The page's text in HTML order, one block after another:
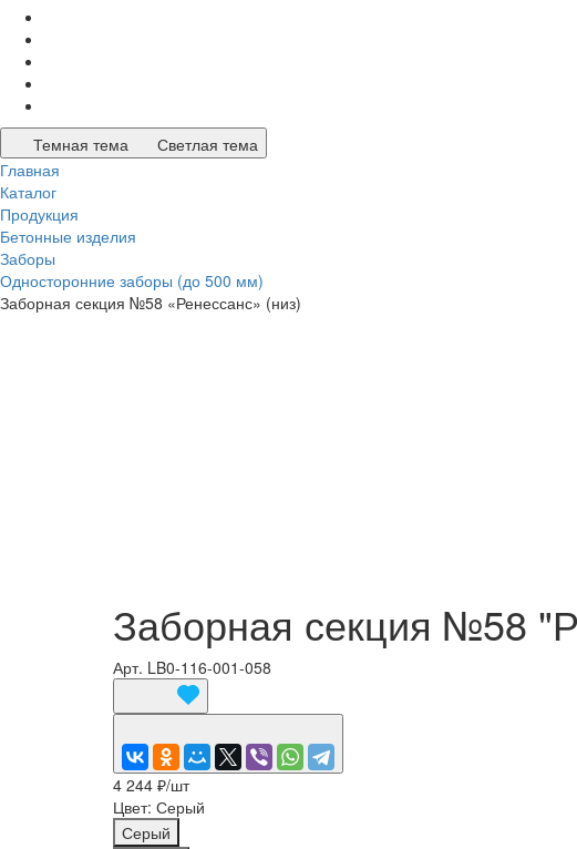
Темная тема
Светлая тема
Главная
Каталог
Продукция
Бетонные изделия
Заборы
Односторонние заборы (до 500 мм)
Заборная секция №58 «Ренессанс» (низ)
Заборная секция №58
Арт. LB0-116-001-058
4 244 ₽/шт
Цвет: Серый
Серый